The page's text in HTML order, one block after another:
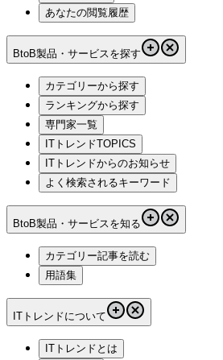
あなたの閲覧履歴
BtoB製品・サービスを探す
カテゴリーから探す
ランキングから探す
専門家一覧
ITトレンドTOPICS
ITトレンドからのお知らせ
よく検索されるキーワード
BtoB製品・サービスを知る
カテゴリー記事を読む
用語集
ITトレンドについて
ITトレンドとは